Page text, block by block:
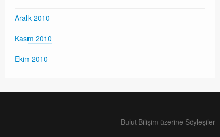
Aralık 2010
Kasım 2010
Ekim 2010
Bulut Bilişim üzerine Söyleşiler